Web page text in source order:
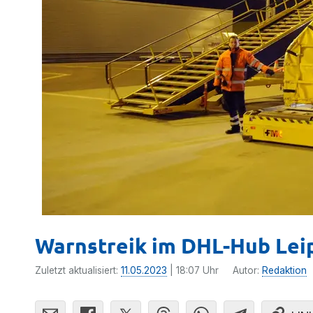
Warnstreik im DHL-Hub
Zuletzt aktualisiert: 11.05.2023 | 18:07 Uhr Autor: Redaktion